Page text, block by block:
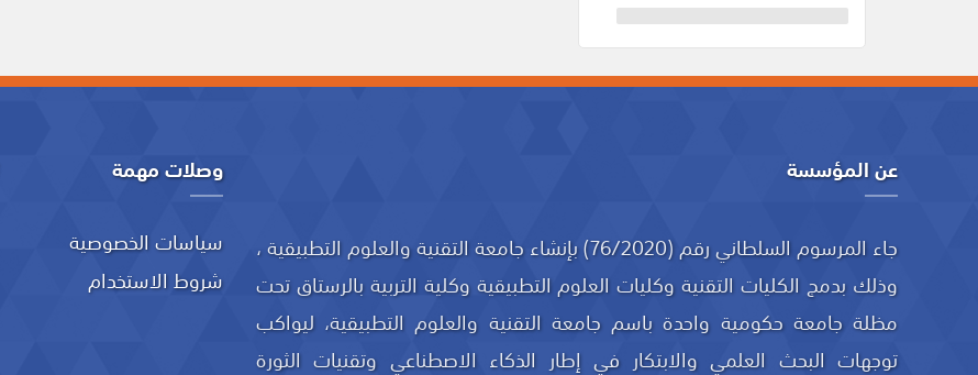
عن المؤسسة
جاء المرسوم السلطاني رقم (76/2020) بإنشاء جامعة التقنية والعلوم التطبيقية ،
وذلك بدمج الكليات التقنية وكليات العلوم التطبيقية وكلية التربية بالرستاق تحت
مظلة جامعة حكومية واحدة باسم جامعة التقنية والعلوم التطبيقية، ليواكب
توجهات البحث العلمي والابتكار في إطار الذكاء الاصطناعي وتقنيات الثورة
وصلات مهمة
سياسات الخصوصية
شروط الاستخدام